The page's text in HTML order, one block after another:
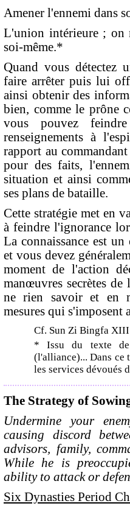
Amener l'ennemi dans
L'union intérieure ; on
soi-même.*
Quand vous détectez
faire arrêter puis lui
ainsi obtenir des
bien, comme le prône
vous pouvez
renseignements à
rapport au
pour des faits,
situation et ainsi
ses plans de bataille.
Cette stratégie met en
à feindre l'ignorance
La connaissance est
et vous devez
moment de l'action
manœuvres secrètes
ne rien savoir et en
mesures qui s'imposent
Cf. Sun Zi Bingfa
* Issu du texte
(l'alliance)... Dans ce
les services dévoués
The Strategy of
Undermine your
causing discord
advisors, family,
While he is
ability to attack or
Six Dynasties Period